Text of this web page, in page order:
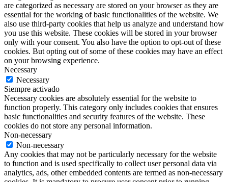
are categorized as necessary are stored on your browser as they are
essential for the working of basic functionalities of the website. We
also use third-party cookies that help us analyze and understand how
you use this website. These cookies will be stored in your browser
only with your consent. You also have the option to opt-out of these
cookies. But opting out of some of these cookies may have an effect
on your browsing experience.
Necessary
Necessary
Siempre activado
Necessary cookies are absolutely essential for the website to
function properly. This category only includes cookies that ensures
basic functionalities and security features of the website. These
cookies do not store any personal information.
Non-necessary
Non-necessary
Any cookies that may not be particularly necessary for the website
to function and is used specifically to collect user personal data via
analytics, ads, other embedded contents are termed as non-necessary